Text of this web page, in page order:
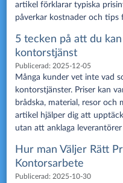
artikel förklarar typiska
påverkar kostnader och
5 tecken på att du
kontorstjänst
Publicerad: 2025-12-05
Många kunder vet inte vad
kontorstjänster. Priser kan
brådska, material, resor och
artikel hjälper dig att
utan att anklaga
Hur man Väljer Rätt
Kontorsarbete
Publicerad: 2025-10-30